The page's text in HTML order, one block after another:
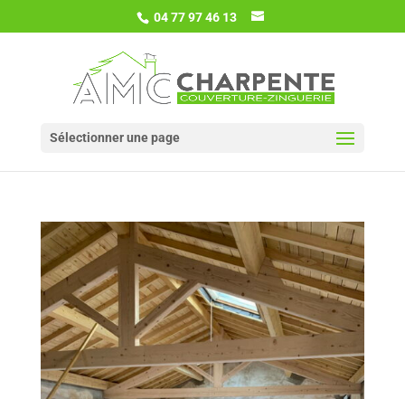
04 77 97 46 13
Sélectionner une page